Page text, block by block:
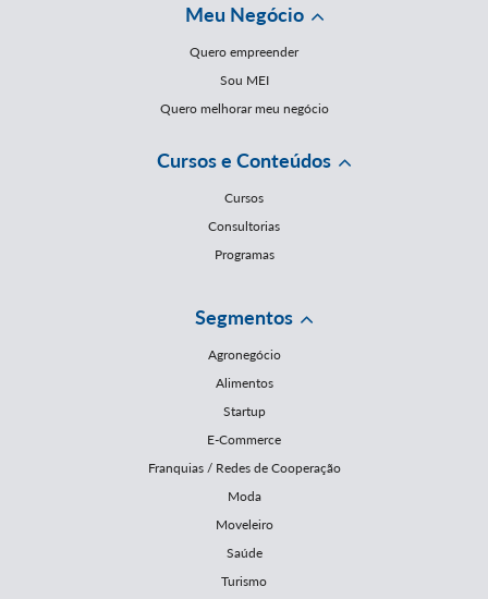
Meu Negócio
Quero empreender
Sou MEI
Quero melhorar meu negócio
Cursos e Conteúdos
Cursos
Consultorias
Programas
Segmentos
Agronegócio
Alimentos
Startup
E-Commerce
Franquias / Redes de Cooperação
Moda
Moveleiro
Saúde
Turismo